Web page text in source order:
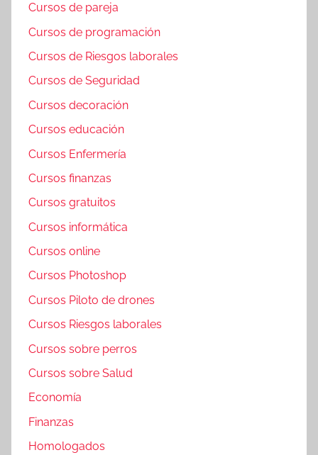
Cursos de pareja
Cursos de programación
Cursos de Riesgos laborales
Cursos de Seguridad
Cursos decoración
Cursos educación
Cursos Enfermería
Cursos finanzas
Cursos gratuitos
Cursos informática
Cursos online
Cursos Photoshop
Cursos Piloto de drones
Cursos Riesgos laborales
Cursos sobre perros
Cursos sobre Salud
Economía
Finanzas
Homologados